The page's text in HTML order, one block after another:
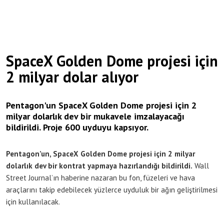
SpaceX Golden Dome projesi için
2 milyar dolar alıyor
Pentagon'un SpaceX Golden Dome projesi için 2
milyar dolarlık dev bir mukavele imzalayacağı
bildirildi. Proje 600 uyduyu kapsıyor.
Pentagon’un, SpaceX Golden Dome projesi için 2 milyar
dolarlık dev bir kontrat yapmaya hazırlandığı bildirildi. Wall
Street Journal’ın haberine nazaran bu fon, füzeleri ve hava
araçlarını takip edebilecek yüzlerce uyduluk bir ağın geliştirilmesi
için kullanılacak.